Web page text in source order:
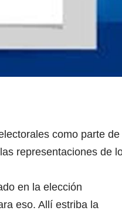
como parte de
representaciones de
en la elección
eso. Allí estriba la